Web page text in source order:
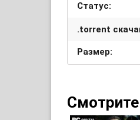
Статус:
.torrent
Размер: